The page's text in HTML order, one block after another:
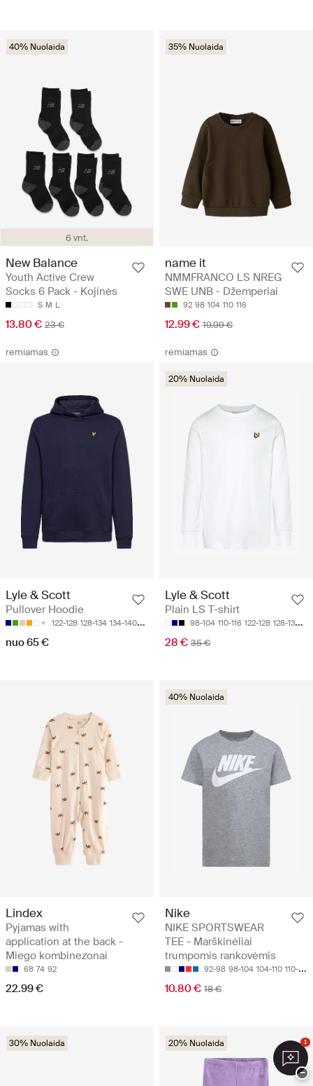
6 vnt.
40% Nuolaida
New Balance
Youth Active Crew
Socks 6 Pack - Kojinės
S M L
13.80 € 23 €
35% Nuolaida
name it
NMMFRANCO LS NREG
SWE UNB - Džemperiai
92 98 104 110 116
12.99 € 19.99 €
remiamas
Lyle & Scott
Pullover Hoodie
122-128 128-134 134-140 140-146 152-158
nuo 65 €
remiamas
20% Nuolaida
Lyle & Scott
Plain LS T-shirt
98-104 110-116 122-128 128-134
28 € 35 €
Lindex
Pyjamas with
application at the back -
Miego kombinezonai
68 74 92
22.99 €
40% Nuolaida
Nike
NIKE SPORTSWEAR
TEE - Marškinėliai
trumpomis rankovėmis
92-98 98-104 104-110 110-116
10.80 € 18 €
30% Nuolaida 20% Nuolaida 1
−